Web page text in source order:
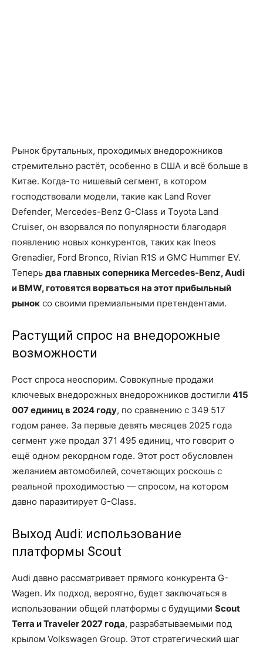
Рынок брутальных, проходимых внедорожников
стремительно растёт, особенно в США и всё больше в
Китае. Когда-то нишевый сегмент, в котором
господствовали модели, такие как Land Rover
Defender, Mercedes-Benz G-Class и Toyota Land
Cruiser, он взорвался по популярности благодаря
появлению новых конкурентов, таких как Ineos
Grenadier, Ford Bronco, Rivian R1S и GMC Hummer EV.
Теперь два главных соперника Mercedes-Benz, Audi
и BMW, готовятся ворваться на этот прибыльный
рынок со своими премиальными претендентами.
Растущий спрос на внедорожные
возможности
Рост спроса неоспорим. Совокупные продажи
ключевых внедорожных внедорожников достигли 415
007 единиц в 2024 году, по сравнению с 349 517
годом ранее. За первые девять месяцев 2025 года
сегмент уже продал 371 495 единиц, что говорит о
ещё одном рекордном годе. Этот рост обусловлен
желанием автомобилей, сочетающих роскошь с
реальной проходимостью — спросом, на котором
давно паразитирует G-Class.
Выход Audi: использование
платформы Scout
Audi давно рассматривает прямого конкурента G-
Wagen. Их подход, вероятно, будет заключаться в
использовании общей платформы с будущими Scout
Terra и Traveler 2027 года, разрабатываемыми под
крылом Volkswagen Group. Этот стратегический шаг